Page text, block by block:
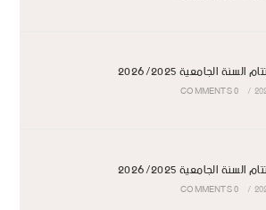
الجامعية 2026/2025
/
0 COMMENTS
الجامعية 2026/2025
/
0 COMMENTS